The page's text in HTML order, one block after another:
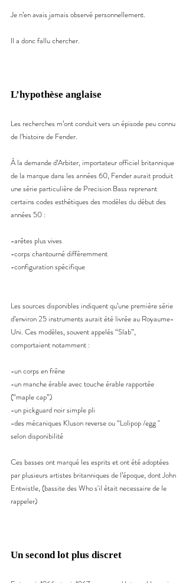
Je n’en avais jamais observé personnellement.
Il a donc fallu chercher.
L’hypothèse anglaise
Les recherches m’ont conduit vers un épisode peu connu
de l’histoire de Fender.
À la demande d’Arbiter, importateur officiel britannique
de la marque dans les années 60, Fender aurait produit
une série particulière de Precision Bass reprenant
certains codes esthétiques des modèles du début des
années 50 :
-arêtes plus vives
-corps chantourné différemment
-configuration spécifique
Les sources disponibles indiquent qu’une première série
d’environ 25 instruments aurait été livrée au Royaume-
Uni. Ces modèles, souvent appelés “Slab”,
comportaient notamment :
-un corps en frêne
-un manche érable avec touche érable rapportée
(“maple cap”)
-un pickguard noir simple pli
-des mécaniques Kluson reverse ou “Lolipop /egg "
selon disponibilité
Ces basses ont marqué les esprits et ont été adoptées
par plusieurs artistes britanniques de l’époque, dont John
Entwistle, (bassite des Who s'il était necessaire de le
rappeler)
Un second lot plus discret